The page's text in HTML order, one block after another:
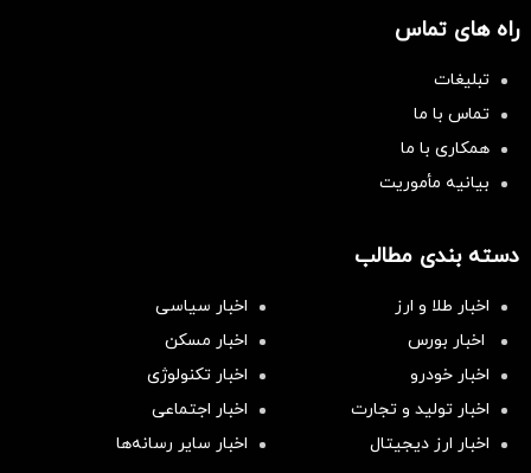
راه های تماس
تبلیغات
تماس با ما
همکاری با ما
بیانیه مأموریت
دسته بندی مطالب
اخبار طلا و ارز
اخبار سیاسی
اخبار بورس
اخبار مسکن
اخبار خودرو
اخبار تکنولوژی
اخبار تولید و تجارت
اخبار اجتماعی
اخبار ارز دیجیتال
اخبار سایر رسانه‌‌ها